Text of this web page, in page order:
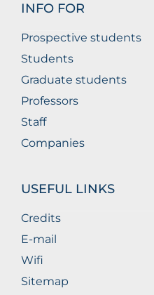
INFO FOR
Prospective students
Students
Graduate students
Professors
Staff
Companies
USEFUL LINKS
Credits
E-mail
Wifi
Sitemap